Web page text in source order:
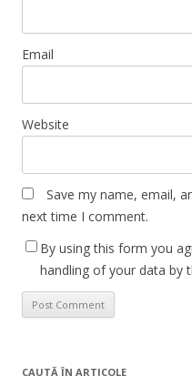
Email
Website
Save my name, email,
next time I comment.
By using this form you
handling of your data by
CAUTĂ ÎN ARTICOLE